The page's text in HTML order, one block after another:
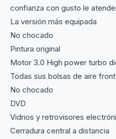
confianza con gusto le
La versión más equipada
No chocado
Pintura original
Motor 3.0 High power turbo
Todas sus bolsas de aire
No chocado
DVD
Vidrios y retrovisores
Cerradura central a distancia